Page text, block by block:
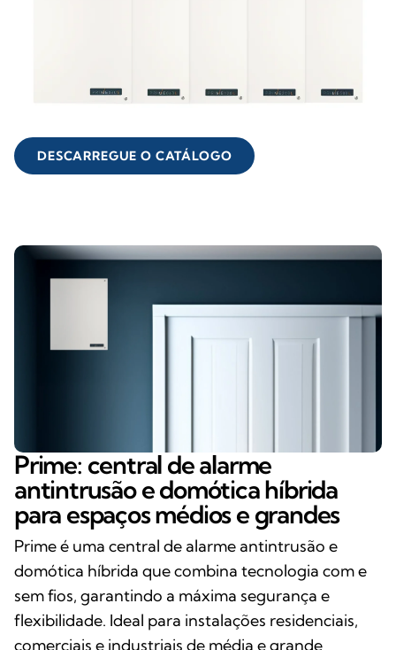
DESCARREGUE O CATÁLOGO
Prime: central de alarme
antintrusão e domótica híbrida
para espaços médios e grandes
Prime é uma central de alarme antintrusão e
domótica híbrida que combina tecnologia com e
sem fios, garantindo a máxima segurança e
flexibilidade. Ideal para instalações residenciais,
comerciais e industriais de média e grande